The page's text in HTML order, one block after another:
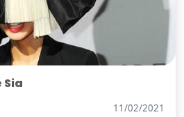
Sia
11/02/2021